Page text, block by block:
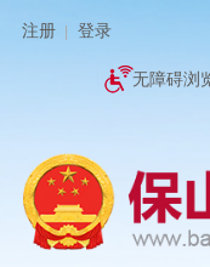
注册 登录
无障碍浏